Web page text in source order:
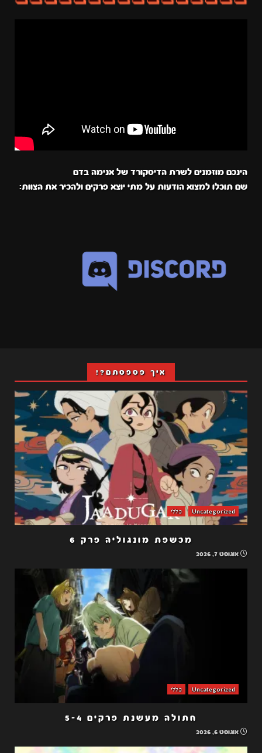
הינכם מוזמנים לשרת הדיסקורד של אנימה בדם
שם תוכלו למצוא הודעות על מתי יוצא פרקים ולהכיר את הצוות:
איך פספסתם?!
Uncategorized כללי
מכשפת מונגוליה פרק 6
אוגוסט 7, 2026
Uncategorized כללי
חתולה מעשנת פרקים 5-4
אוגוסט 6, 2026